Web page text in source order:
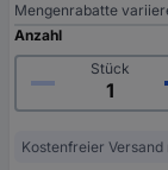
Mengenrabatte
Anzahl
Stück
Kostenfreier Versand